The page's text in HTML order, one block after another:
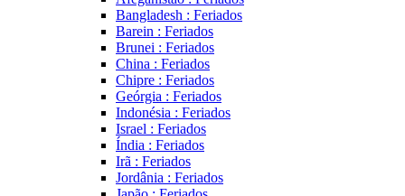
Bangladesh : Feriados
Barein : Feriados
Brunei : Feriados
China : Feriados
Chipre : Feriados
Geórgia : Feriados
Indonésia : Feriados
Israel : Feriados
Índia : Feriados
Irã : Feriados
Jordânia : Feriados